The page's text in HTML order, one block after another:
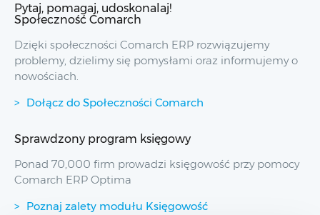
Pytaj, pomagaj, udoskonalaj!
Społeczność Comarch
Dzięki społeczności Comarch ERP rozwiązujemy
problemy, dzielimy się pomysłami oraz informujemy o
nowościach.
Dołącz do Społeczności Comarch
Sprawdzony program księgowy
Ponad 70,000 firm prowadzi księgowość przy pomocy
Comarch ERP Optima
Poznaj zalety modułu Księgowość